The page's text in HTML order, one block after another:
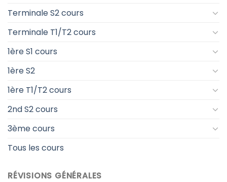
Terminale S2 cours
Terminale T1/T2 cours
1ère S1 cours
1ère S2
1ère T1/T2 cours
2nd S2 cours
3ème cours
Tous les cours
RÉVISIONS GÉNÉRALES